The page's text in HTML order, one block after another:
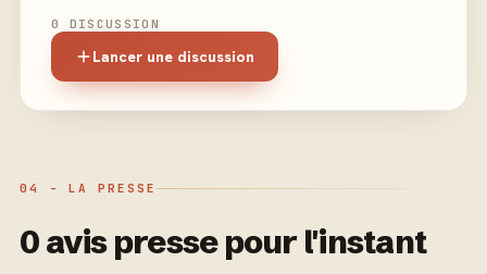
0 DISCUSSION
Lancer une discussion
04 - LA PRESSE
0 avis presse pour l'instant